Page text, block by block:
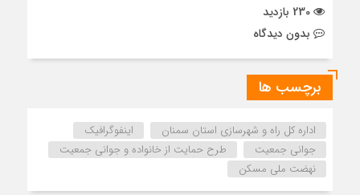
بدون دیدگاه
برچسب ها
اداره کل راه و شهرسازی استان سمنان
اینفوگرافیک
جوانی جمعیت
طرح حمایت از خانواده و جوانی جمعیت
نهضت ملی مسکن